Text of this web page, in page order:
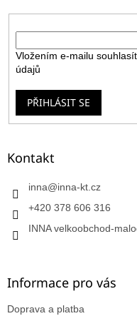
Vložením e-mailu
údajů
PŘIHLÁSIT SE
Kontakt
inna@inna-kt.cz
+420 378 606 316
INNA velkoobchod-
Informace pro vás
Doprava a platba